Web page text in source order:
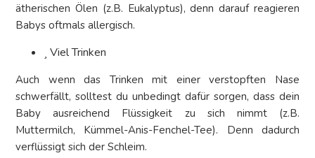
ätherischen Ölen (z.B. Eukalyptus), denn darauf reagieren
Babys oftmals allergisch.
Viel Trinken
Auch wenn das Trinken mit einer verstopften Nase
schwerfällt, solltest du unbedingt dafür sorgen, dass dein
Baby ausreichend Flüssigkeit zu sich nimmt (z.B.
Muttermilch, Kümmel-Anis-Fenchel-Tee). Denn dadurch
verflüssigt sich der Schleim.